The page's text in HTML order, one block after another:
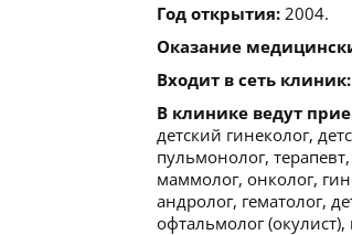
Год открытия: 2004.
Оказание
Входит в сеть клиник:
В клинике ведут
детский гинеколог,
пульмонолог,
маммолог, онколог,
андролог, гематолог,
офтальмолог (окулист),